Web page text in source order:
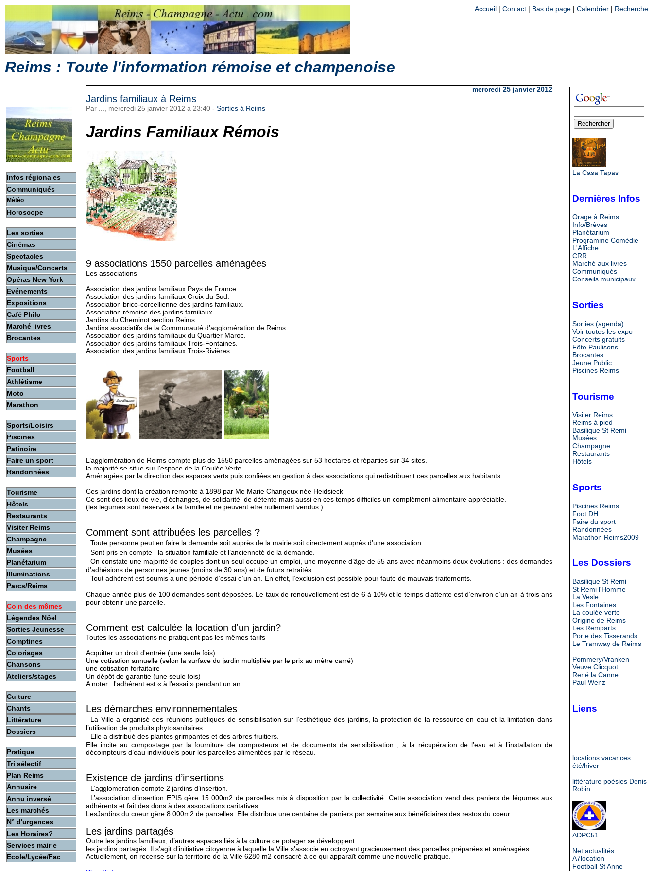
Reims : Toute l'information rémoise et champenoise
Accueil | Contact | Bas de page | Calendrier | Recherche
Infos régionales
Communiqués
Météo
Horoscope
Les sorties
Cinémas
Spectacles
Musique/Concerts
Opéras New York
Evénements
Expositions
Café Philo
Marché livres
Brocantes
Sports
Football
Athlétisme
Moto
Marathon
Sports/Loisirs
Piscines
Patinoire
Faire un sport
Randonnées
Tourisme
Hôtels
Restaurants
Visiter Reims
Champagne
Musées
Planétarium
Illuminations
Parcs/Reims
Coin des mômes
Légendes Nöel
Sorties Jeunesse
Comptines
Coloriages
Chansons
Ateliers/stages
Culture
Chants
Littérature
Dossiers
Pratique
Tri sélectif
Plan Reims
Annuaire
Annu inversé
Les marchés
N° d'urgences
Les Horaires?
Services mairie
Ecole/Lycée/Fac
mercredi 25 janvier 2012
Jardins familiaux à Reims
Par ..., mercredi 25 janvier 2012 à 23:40 - Sorties à Reims
Jardins Familiaux Rémois
9 associations 1550 parcelles aménagées
Les associations
Association des jardins familiaux Pays de France.
Association des jardins familiaux Croix du Sud.
Association brico-corcellienne des jardins familiaux.
Association rémoise des jardins familiaux.
Jardins du Cheminot section Reims.
Jardins associatifs de la Communauté d’agglomération de Reims.
Association des jardins familiaux du Quartier Maroc.
Association des jardins familiaux Trois-Fontaines.
Association des jardins familiaux Trois-Rivières.
L’agglomération de Reims compte plus de 1550 parcelles aménagées sur 53 hectares et réparties sur 34 sites.
la majorité se situe sur l'espace de la Coulée Verte.
Aménagées par la direction des espaces verts puis confiées en gestion à des associations qui redistribuent ces parcelles aux habitants.
Ces jardins dont la création remonte à 1898 par Me Marie Changeux née Heidsieck.
Ce sont des lieux de vie, d'échanges, de solidarité, de détente mais aussi en ces temps difficiles un complément alimentaire appréciable.
(les légumes sont réservés à la famille et ne peuvent être nullement vendus.)
Comment sont attribuées les parcelles ?
Toute personne peut en faire la demande soit auprès de la mairie soit directement auprès d’une association.
Sont pris en compte : la situation familiale et l’ancienneté de la demande.
On constate une majorité de couples dont un seul occupe un emploi, une moyenne d’âge de 55 ans avec néanmoins deux évolutions : des demandes
d’adhésions de personnes jeunes (moins de 30 ans) et de futurs retraités.
Tout adhérent est soumis à une période d’essai d’un an. En effet, l’exclusion est possible pour faute de mauvais traitements.
Chaque année plus de 100 demandes sont déposées. Le taux de renouvellement est de 6 à 10% et le temps d’attente est d’environ d’un an à trois ans
pour obtenir une parcelle.
Comment est calculée la location d'un jardin?
Toutes les associations ne pratiquent pas les mêmes tarifs
Acquitter un droit d'entrée (une seule fois)
Une cotisation annuelle (selon la surface du jardin multipliée par le prix au mètre carré)
une cotisation forfaitaire
Un dépôt de garantie (une seule fois)
A noter : l'adhérent est « à l'essai » pendant un an.
Les démarches environnementales
La Ville a organisé des réunions publiques de sensibilisation sur l’esthétique des jardins, la protection de la ressource en eau et la limitation dans
l’utilisation de produits phytosanitaires.
Elle a distribué des plantes grimpantes et des arbres fruitiers.
Elle incite au compostage par la fourniture de composteurs et de documents de sensibilisation ; à la récupération de l’eau et à l’installation de
décompteurs d’eau individuels pour les parcelles alimentées par le réseau.
Existence de jardins d’insertions
L’agglomération compte 2 jardins d’insertion.
L’association d’insertion EPIS gère 15 000m2 de parcelles mis à disposition par la collectivité. Cette association vend des paniers de légumes aux
adhérents et fait des dons à des associations caritatives.
LesJardins du coeur gère 8 000m2 de parcelles. Elle distribue une centaine de paniers par semaine aux bénéficiaires des restos du coeur.
Les jardins partagés
Outre les jardins familiaux, d’autres espaces liés à la culture de potager se développent :
les jardins partagés. Il s’agit d’initiative citoyenne à laquelle la Ville s’associe en octroyant gracieusement des parcelles préparées et aménagées.
Actuellement, on recense sur la territoire de la Ville 6280 m2 consacré à ce qui apparaît comme une nouvelle pratique.
La Casa Tapas
Dernières Infos
Orage à Reims
Info/Brèves
Planétarium
Programme Comédie
L'Affiche
CRR
Marché aux livres
Communiqués
Conseils municipaux
Sorties
Sorties (agenda)
Voir toutes les expo
Concerts gratuits
Fête Paulisons
Brocantes
Jeune Public
Piscines Reims
Tourisme
Visiter Reims
Reims à pied
Basilique St Remi
Musées
Champagne
Restaurants
Hôtels
Sports
Piscines Reims
Foot DH
Faire du sport
Randonnées
Marathon Reims2009
Les Dossiers
Basilique St Remi
St Remi l'Homme
La Vesle
Les Fontaines
La coulée verte
Origine de Reims
Les Remparts
Porte des Tisserands
Le Tramway de Reims
Pommery/Vranken
Veuve Clicquot
René la Canne
Paul Wenz
Liens
locations vacances
été/hiver
littérature poésies Denis
Robin
ADPC51
Net actualités
A7location
Football St Anne